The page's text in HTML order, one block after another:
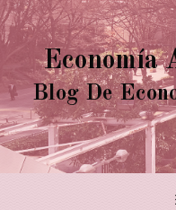
Saltar
al
contenidoEconomía
Blog De